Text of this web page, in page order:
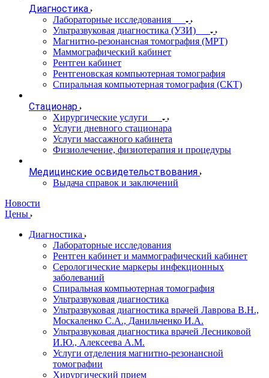
Диагностика
Лабораторные исследования
Ультразвуковая диагностика (УЗИ)
Магнитно-резонансная томография (МРТ)
Маммографический кабинет
Рентген кабинет
Рентгеновская компьютерная томография
Спиральная компьютерная томография (СКТ)
Стационар
Хирургические услуги
Услуги дневного стационара
Услуги массажного кабинета
Физиолечение, физиотерапия и процедуры
Медицинские освидетельствования
Выдача справок и заключений
Новости
Цены
Диагностика
Лабораторные исследования
Рентген кабинет и маммографический кабинет
Серологические маркеры инфекционных
заболеваний
Спиральная компьютерная томография
Ультразвуковая диагностика
Ультразвуковая диагностика врачей Лаврова В.Н.,
Москаленко С.А., Данильченко И.А.
Ультразвуковая диагностика врачей Лесниковой
И.Ю., Алексеева А.М.
Услуги отделения магнитно-резонансной
томографии
Хирургический прием